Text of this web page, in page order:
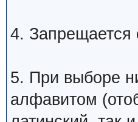
4. Запрещается
5. При выборе
алфавитом